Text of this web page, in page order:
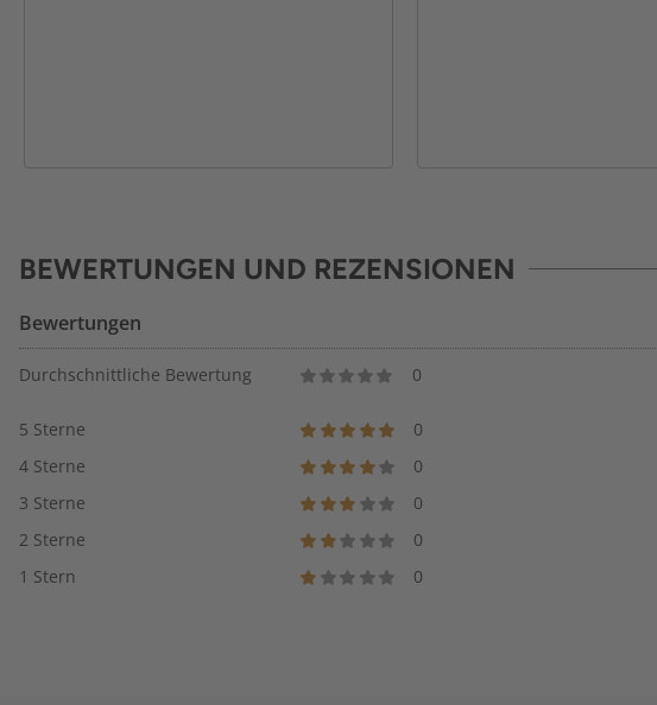
BEWERTUNGEN UND REZENSIONEN
Bewertungen
Durchschnittliche Bewertung 0
5 Sterne
0
4 Sterne
0
3 Sterne
0
2 Sterne
0
1 Stern
0